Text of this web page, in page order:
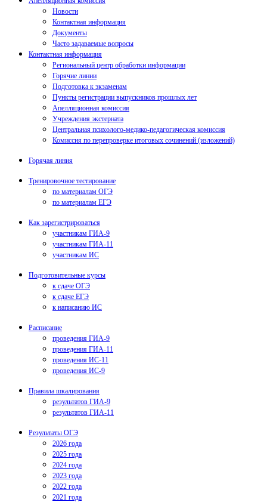
Новости
Контактная информация
Документы
Часто задаваемые вопросы
Контактная информация
Региональный центр обработки информации
Горячие линии
Подготовка к экзаменам
Пункты регистрации выпускников прошлых лет
Апелляционная комиссия
Учреждения экстерната
Центральная психолого-медико-педагогическая комиссия
Комиссия по перепроверке итоговых сочинений (изложений)
Горячая линия
Тренировочное тестирование
по материалам ОГЭ
по материалам ЕГЭ
Как зарегистрироваться
участникам ГИА-9
участникам ГИА-11
участникам ИС
Подготовительные курсы
к сдаче ОГЭ
к сдаче ЕГЭ
к написанию ИС
Расписание
проведения ГИА-9
проведения ГИА-11
проведения ИС-11
проведения ИС-9
Правила шкалирования
результатов ГИА-9
результатов ГИА-11
Результаты ОГЭ
2026 года
2025 года
2024 года
2023 года
2022 года
2021 года